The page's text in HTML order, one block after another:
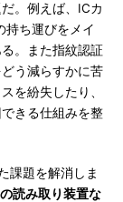
。例えば、ICカ
持ち運びをメイ
。また指紋認証
う減らすかに苦
を紛失したり、
きる仕組みを整
課題を解消しま
読み取り装置な